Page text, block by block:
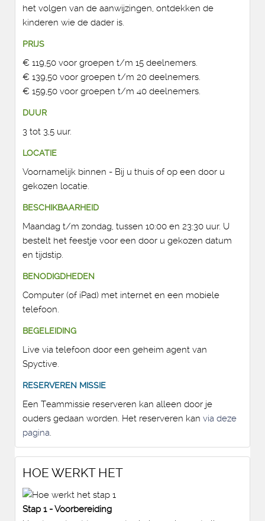
het volgen van de aanwijzingen, ontdekken de
kinderen wie de dader is.
PRIJS
€ 119,50 voor groepen t/m 15 deelnemers.
€ 139,50 voor groepen t/m 20 deelnemers.
€ 159,50 voor groepen t/m 40 deelnemers.
DUUR
3 tot 3,5 uur.
LOCATIE
Voornamelijk binnen - Bij u thuis of op een door u
gekozen locatie.
BESCHIKBAARHEID
Maandag t/m zondag, tussen 10:00 en 23:30 uur. U
bestelt het feestje voor een door u gekozen datum
en tijdstip.
BENODIGDHEDEN
Computer (of iPad) met internet en een mobiele
telefoon.
BEGELEIDING
Live via telefoon door een geheim agent van
Spyctive.
RESERVEREN MISSIE
Een Teammissie reserveren kan alleen door je
ouders gedaan worden. Het reserveren kan via deze
pagina.
HOE WERKT HET
Stap 1 - Voorbereiding